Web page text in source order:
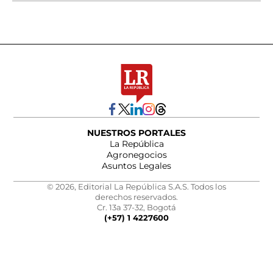
NUESTROS PORTALES
La República
Agronegocios
Asuntos Legales
© 2026, Editorial La República S.A.S. Todos los
derechos reservados.
Cr. 13a 37-32, Bogotá
(+57) 1 4227600